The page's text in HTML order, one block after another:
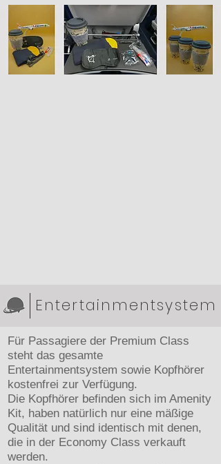
Entertainmentsystem
Für Passagiere der Premium Class
steht das gesamte
Entertainmentsystem sowie Kopfhörer
kostenfrei zur Verfügung.
Die Kopfhörer befinden sich im Amenity
Kit, haben natürlich nur eine mäßige
Qualität und sind identisch mit denen,
die in der Economy Class verkauft
werden.